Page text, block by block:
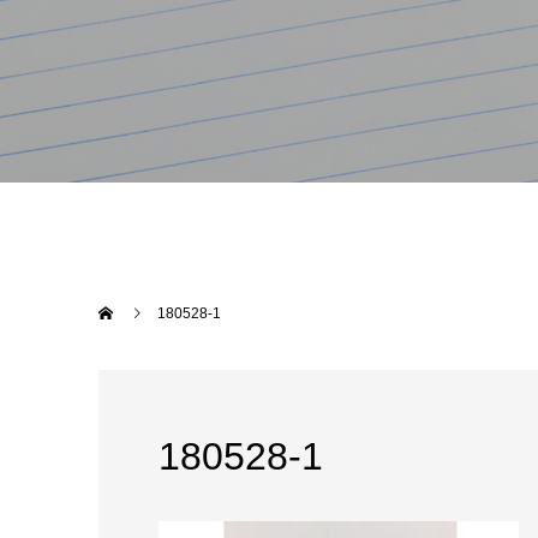
180528-1
180528-1